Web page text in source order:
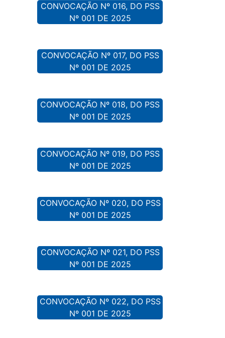
CONVOCAÇÃO Nº 016, DO PSS
Nº 001 DE 2025
CONVOCAÇÃO Nº 017, DO PSS
Nº 001 DE 2025
CONVOCAÇÃO Nº 018, DO PSS
Nº 001 DE 2025
CONVOCAÇÃO Nº 019, DO PSS
Nº 001 DE 2025
CONVOCAÇÃO Nº 020, DO PSS
Nº 001 DE 2025
CONVOCAÇÃO Nº 021, DO PSS
Nº 001 DE 2025
CONVOCAÇÃO Nº 022, DO PSS
Nº 001 DE 2025